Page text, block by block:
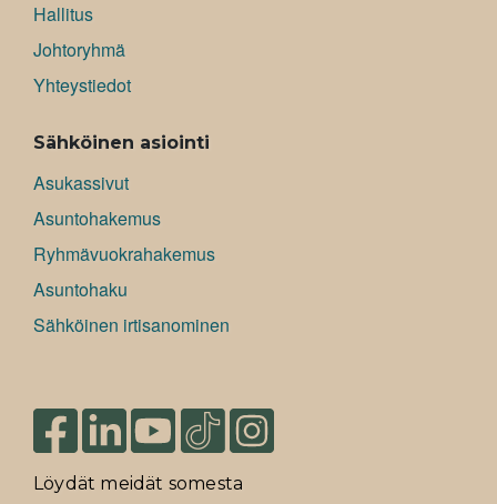
Hallitus
Johtoryhmä
Yhteystiedot
Sähköinen asiointi
Asukassivut
Asuntohakemus
Ryhmävuokrahakemus
Asuntohaku
Sähköinen irtisanominen
Löydät meidät somesta